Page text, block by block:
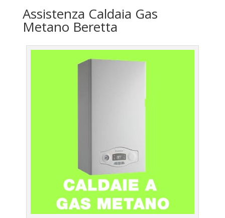
Assistenza Caldaia Gas
Metano Beretta